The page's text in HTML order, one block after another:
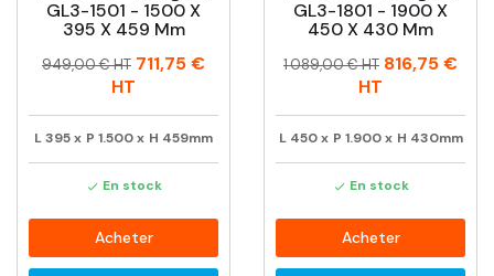
GL3-1501 - 1500 X
395 X 459 Mm
Prix
Prix
949,00 € HT 711,75 €
HT
L395x P 1.500x H 459mm
 En stock
Acheter
GL3-1801 - 1900 X
450 X 430 Mm
Prix
Prix
1 089,00 € HT 816,75 €
HT
L 450 x P 1.900 x H 430mm
 En stock
Acheter